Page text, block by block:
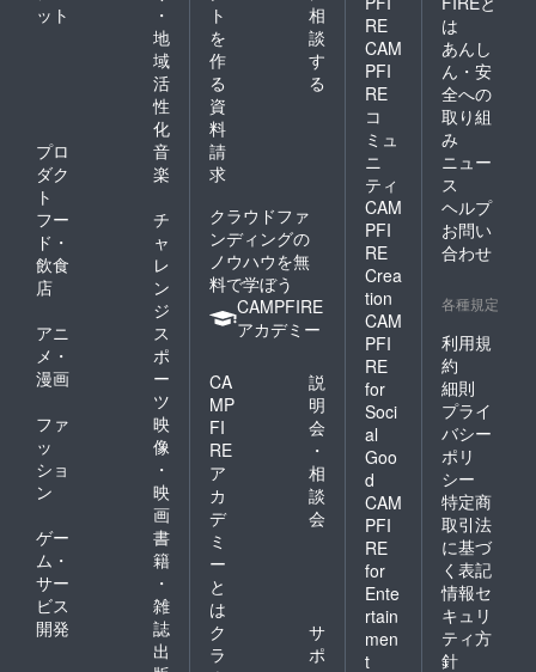
ット
・
地
域
活
性
化
プロ
ダク
ト
音
楽
フー
ド・
飲食
店
チ
ャ
レ
ン
ジ
アニ
メ・
漫画
ス
ポ
ー
ツ
ファ
ッ
ショ
ン
映
像
・
映
画
ゲー
ム・
サー
ビス
開発
書
籍
・
雑
誌
出
ト
を
作
る
相
談
す
る
資
料
請
求
クラウドファ
ンディングの
ノウハウを無
料で学ぼう
CAMPFIRE
アカデミー
CA
MP
FI
RE
ア
カ
デ
ミ
ー
と
は
説
明
会
・
相
談
会
ク
ラ
サ
ポ
RE
CAM
PFI
RE
コ
ミュ
ニ
ティ
CAM
PFI
RE
Crea
tion
CAM
PFI
RE
for
Soci
al
Goo
d
CAM
PFI
RE
for
Ente
rtain
men
t
は
あんし
ん・安
全への
取り組
み
ニュー
ス
ヘルプ
お問い
合わせ
各種規定
利用規
約
細則
プライ
バシー
ポリ
シー
特定商
取引法
に基づ
く表記
情報セ
キュリ
ティ方
針